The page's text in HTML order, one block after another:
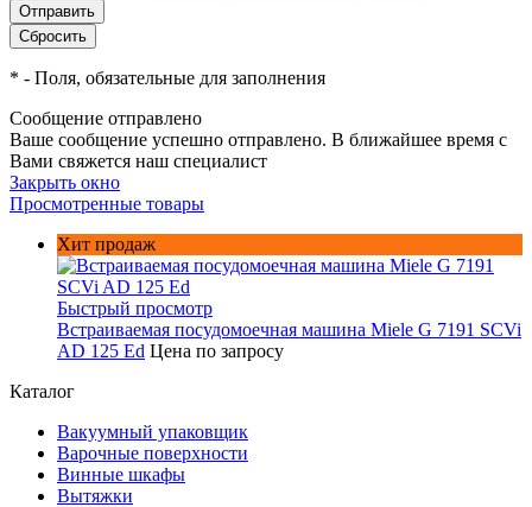
* - Поля, обязательные для заполнения
Сообщение отправлено
Ваше сообщение успешно отправлено. В ближайшее время с
Вами свяжется наш специалист
Закрыть окно
Просмотренные товары
Хит продаж
Быстрый просмотр
Встраиваемая посудомоечная машина Miele G 7191 SCVi
AD 125 Ed Цена по запросу
Каталог
Вакуумный упаковщик
Варочные поверхности
Винные шкафы
Вытяжки